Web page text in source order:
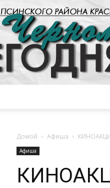
Домой Афиша
Афиша